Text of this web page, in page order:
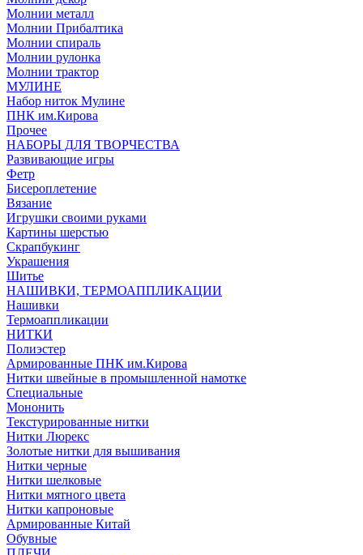
Молнии металл
Молнии Прибалтика
Молнии спираль
Молнии рулонка
Молнии трактор
МУЛИНЕ
Набор ниток Мулине
ПНК им.Кирова
Прочее
НАБОРЫ ДЛЯ ТВОРЧЕСТВА
Развивающие игры
Фетр
Бисероплетение
Вязание
Игрушки своими руками
Картины шерстью
Скрапбукинг
Украшения
Шитье
НАШИВКИ, ТЕРМОАППЛИКАЦИИ
Нашивки
Термоаппликации
НИТКИ
Полиэстер
Армированные ПНК им.Кирова
Нитки швейные в промышленной намотке
Специальные
Мононить
Текстурированные нитки
Нитки Люрекс
Золотые нитки для вышивания
Нитки черные
Нитки шелковые
Нитки мятного цвета
Нитки капроновые
Армированные Китай
Обувные